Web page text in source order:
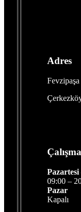
Adres
09:00 –
Pazar
Kapalı